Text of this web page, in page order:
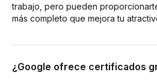
trabajo, pero pueden
más completo que mejora tu
¿Google ofrece certificados